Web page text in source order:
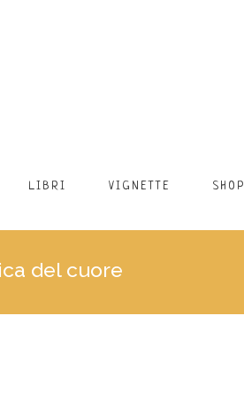
LIBRI VIGNETTE SHOP
del cuore